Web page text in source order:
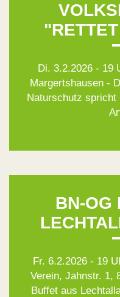
Di. 3.2.2026 - 19
Margertshausen -
Naturschutz spricht
BN-OG
Fr. 6.2.2026 - 19
Verein, Jahnstr. 1,
Buffet aus